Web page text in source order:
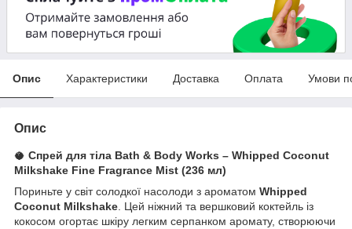
Опис Характеристики Доставка Оплата Умови
Опис
🥥 Спрей для тіла Bath & Body Works – Whipped Coconut
Milkshake Fine Fragrance Mist (236 мл)
Пориньте у світ солодкої насолоди з ароматом Whipped
Coconut Milkshake. Цей ніжний та вершковий коктейль із
кокосом огортає шкіру легким серпанком аромату, створюючи